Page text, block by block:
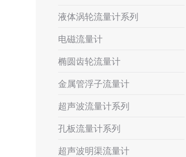
液体涡轮流量计系列
电磁流量计
椭圆齿轮流量计
金属管浮子流量计
超声波流量计系列
孔板流量计系列
超声波明渠流量计